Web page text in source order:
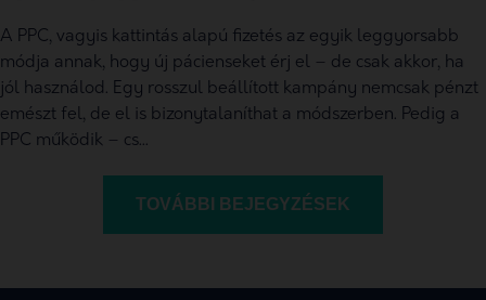
A PPC, vagyis kattintás alapú fizetés az egyik leggyorsabb
módja annak, hogy új pácienseket érj el – de csak akkor, ha
jól használod. Egy rosszul beállított kampány nemcsak pénzt
emészt fel, de el is bizonytalaníthat a módszerben. Pedig a
PPC működik – cs...
TOVÁBBI BEJEGYZÉSEK